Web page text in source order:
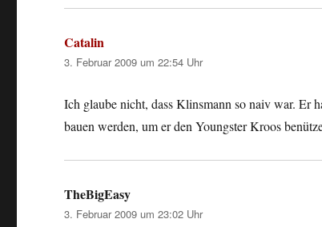
Catalin
3. Februar 2009 um 22:54 Uhr
Ich glaube nicht, dass Klinsmann so naiv war. Er
bauen werden, um er den Youngster Kroos
TheBigEasy
3. Februar 2009 um 23:02 Uhr